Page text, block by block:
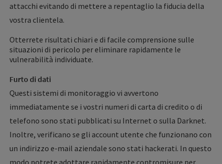
attacchi evitando di mettere a repentaglio la fiducia della
vostra clientela.
Otterrete risultati chiari e di facile comprensione sulle
situazioni di pericolo per eliminare rapidamente le
vulnerabilità individuate.
Furto di dati
Questi sistemi di monitoraggio vi avvertono
immediatamente se i vostri numeri di carta di credito o di
telefono sono stati pubblicati su Internet o sulla Darknet.
Inoltre, verificano se gli account utente che funzionano con
un indirizzo e-mail aziendale sono stati hackerati. In questo
modo potrete adottare rapidamente contromisure per